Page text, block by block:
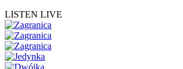
LISTEN LIVE